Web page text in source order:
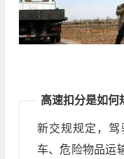
高速扣分是如何
新交规规定，
车、危险物品运